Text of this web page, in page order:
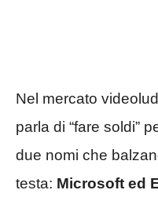
Nel mercato
parla di “fare soldi”
due nomi che
testa: Microsoft ed